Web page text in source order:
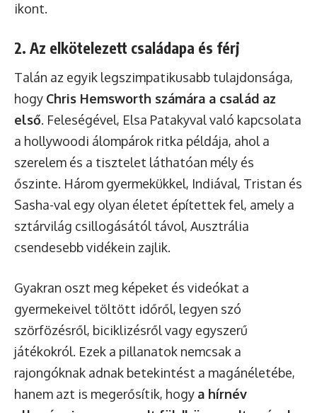
ikont.
2. Az elkötelezett családapa és férj
Talán az egyik legszimpatikusabb tulajdonsága,
hogy Chris Hemsworth számára a család az
első. Feleségével, Elsa Patakyval való kapcsolata
a hollywoodi álompárok ritka példája, ahol a
szerelem és a tisztelet láthatóan mély és
őszinte. Három gyermekükkel, Indiával, Tristan és
Sasha-val egy olyan életet építettek fel, amely a
sztárvilág csillogásától távol, Ausztrália
csendesebb vidékein zajlik.
Gyakran oszt meg képeket és videókat a
gyermekeivel töltött időről, legyen szó
szörfözésről, biciklizésről vagy egyszerű
játékokról. Ezek a pillanatok nemcsak a
rajongóknak adnak betekintést a magánéletébe,
hanem azt is megerősítik, hogy a hírnév